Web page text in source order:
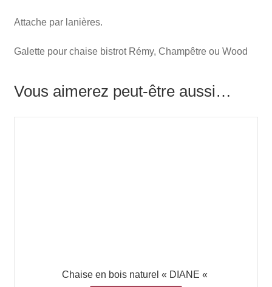
Attache par lanières.
Galette pour chaise bistrot Rémy, Champêtre ou Wood
Vous aimerez peut-être aussi…
Chaise en bois naturel « DIANE «